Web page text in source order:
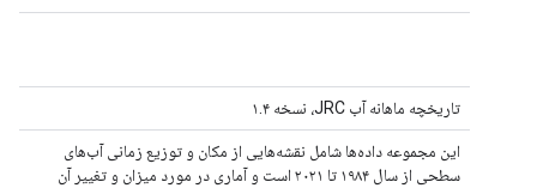
تاریخچه ماهانه آب JRC، نسخه ۱.۴
این مجموعه داده‌ها شامل نقشه‌هایی از مکان و توزیع زمانی آب‌های
سطحی از سال ۱۹۸۴ تا ۲۰۲۱ است و آماری در مورد میزان و تغییر آن